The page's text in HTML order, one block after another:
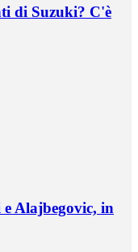
di Suzuki? C'è
Alajbegovic, in